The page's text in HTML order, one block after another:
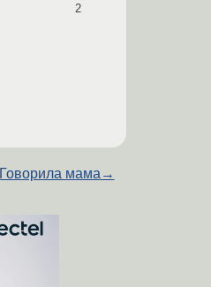
2
Говорила мама →